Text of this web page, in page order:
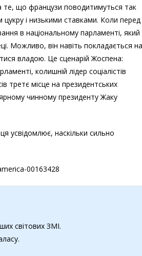
те, що французи поводитимуться так
і низькими ставками. Коли перед
в національному парламенті, який
Можливо, він навіть покладається на
владою. Це сценарій Жоспена:
колишній лідер соціалістів
третє місце на президентських
чинному президенту Жаку
усвідомлює, наскільки сильно
00163428
світових ЗМІ.